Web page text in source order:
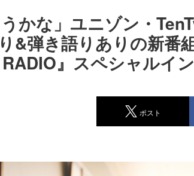
かな」ユニゾン・
&弾き語りありの新番
RADIO』スペシャルイ
ポスト